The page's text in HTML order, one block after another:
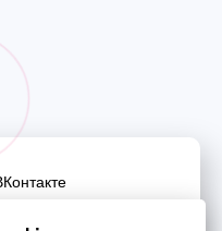
Telegram